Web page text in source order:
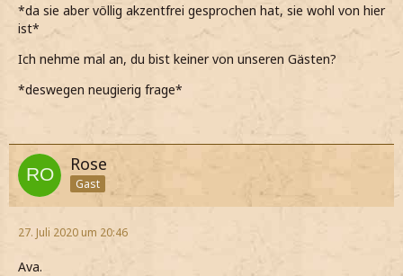
*da sie aber völlig akzentfrei gesprochen hat, sie wohl von hier
ist*
Ich nehme mal an, du bist keiner von unseren Gästen?
*deswegen neugierig frage*
Rose
Gast
27. Juli 2020 um 20:46
Ava.